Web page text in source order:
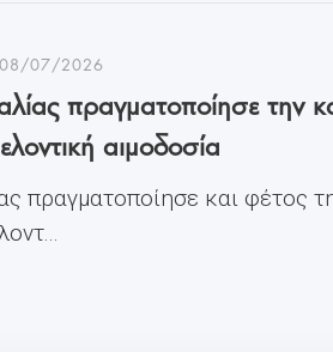
08/07/2026
πραγματοποίησε την
αιμοδοσία
πραγματοποίησε και φέτος